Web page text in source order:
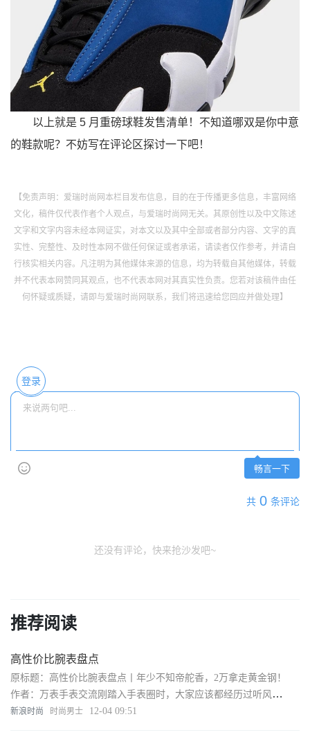
以上就是 5 月重磅球鞋发售清单！不知道哪双是你中意
的鞋款呢？不妨写在评论区探讨一下吧！
【免责声明：爱瑞时尚网本栏目发布信息，目的在于传播更多信息，丰富网络
文化，稿件仅代表作者个人观点，与爱瑞时尚网无关。其原创性以及中文陈述
文字和文字内容未经本网证实，对本文以及其中全部或者部分内容、文字的真
实性、完整性、及时性本网不做任何保证或者承诺，请读者仅作参考，并请自
行核实相关内容。凡注明为其他媒体来源的信息，均为转载自其他媒体，转载
并不代表本网赞同其观点，也不代表本网对其真实性负责。您若对该稿件由任
何怀疑或质疑，请即与爱瑞时尚网联系，我们将迅速给您回应并做处理】
登录
畅言一下
共 0 条评论
还没有评论，快来抢沙发吧~
推荐阅读
高性价比腕表盘点
原标题：高性价比腕表盘点丨年少不知帝舵香，2万拿走黄金钢！
作者：万表手表交流刚踏入手表圈时，大家应该都经历过听风就
是雨的过程吧？比如别人说万元以内无好表，在选表的时候就自
新浪时尚 时尚男士 12-04 09:51